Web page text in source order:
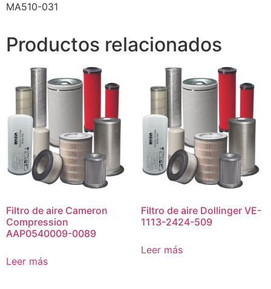
MA510-031
Productos relacionados
Filtro de aire Cameron
Compression
AAP0540009-0089
Leer más
Filtro de aire Dollinger VE-
1113-2424-509
Leer más